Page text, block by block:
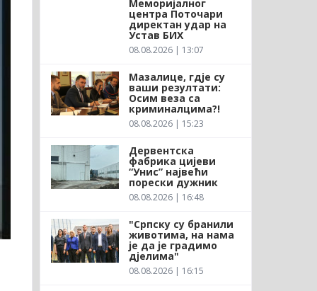
Меморијалног
центра Поточари
директан удар на
Устав БИХ
08.08.2026 | 13:07
Мазалице, гдје су
ваши резултати:
Осим веза са
криминалцима?!
08.08.2026 | 15:23
Дервентска
фабрика цијеви
“Унис” највећи
порески дужник
08.08.2026 | 16:48
"Српску су бранили
животима, на нама
је да је градимо
дјелима"
08.08.2026 | 16:15